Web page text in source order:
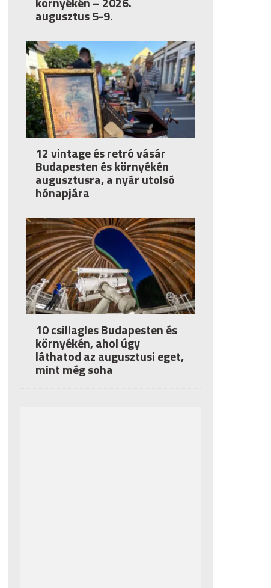
augusztus 5-9.
12 vintage és retró vásár
Budapesten és környékén
augusztusra, a nyár utolsó
hónapjára
10 csillagles Budapesten és
környékén, ahol úgy
láthatod az augusztusi eget,
mint még soha